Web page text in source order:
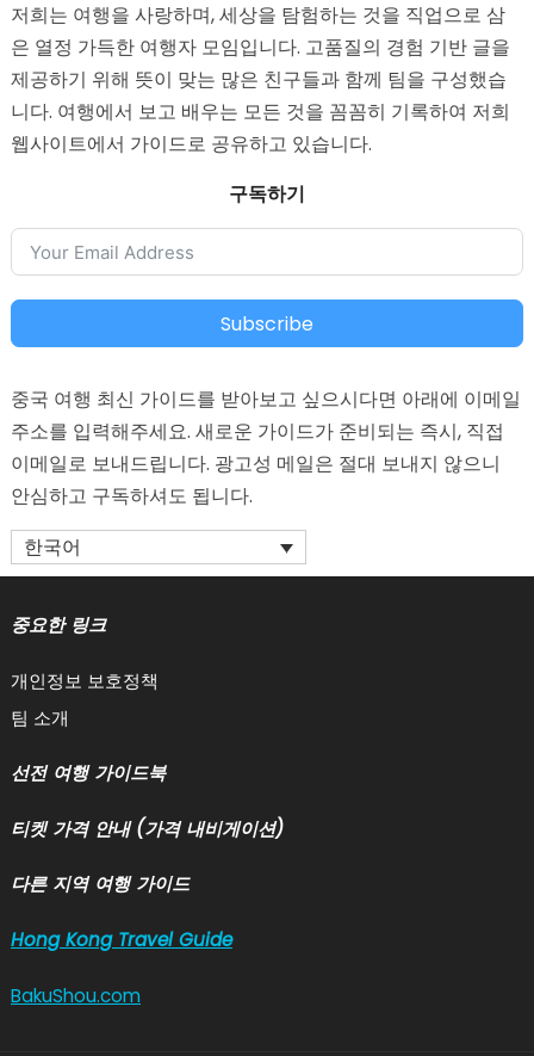
저희는 여행을 사랑하며, 세상을 탐험하는 것을 직업으로 삼
은 열정 가득한 여행자 모임입니다. 고품질의 경험 기반 글을
제공하기 위해 뜻이 맞는 많은 친구들과 함께 팀을 구성했습
니다. 여행에서 보고 배우는 모든 것을 꼼꼼히 기록하여 저희
웹사이트에서 가이드로 공유하고 있습니다.
구독하기
Subscribe
중국 여행 최신 가이드를 받아보고 싶으시다면 아래에 이메일
주소를 입력해주세요. 새로운 가이드가 준비되는 즉시, 직접
이메일로 보내드립니다. 광고성 메일은 절대 보내지 않으니
안심하고 구독하셔도 됩니다.
한국어
중요한 링크
개인정보 보호정책
팀 소개
선전 여행 가이드북
티켓 가격 안내 (가격 내비게이션)
다른 지역 여행 가이드
Hong Kong Travel Guide
BakuShou.com